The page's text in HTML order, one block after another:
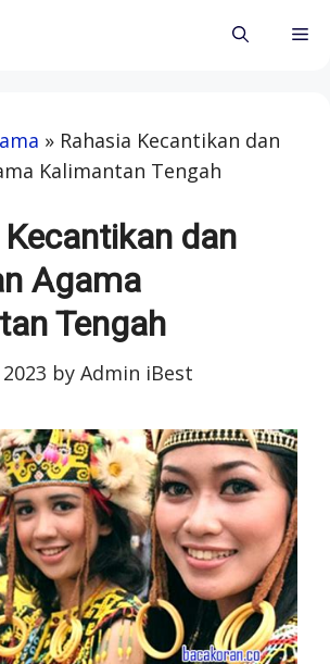
» Rahasia Kecantikan dan
Kalimantan Tengah
dan
Agama
Tengah
by Admin iBest